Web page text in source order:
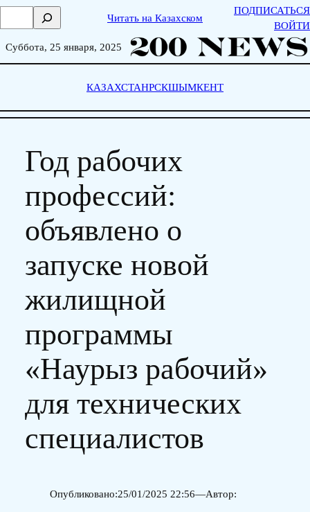
Skip
о
Читать на Казахском
ПОДПИСАТЬСЯ
ВОЙТИ
Суббота, 25 января, 2025
КАЗАХСТАНРСКШЫМКЕНТ
Год рабочих
профессий:
объявлено о
запуске новой
жилищной
программы
«Наурыз рабочий»
для технических
специалистов
Опубликовано:25/01/2025 22:56—Автор: